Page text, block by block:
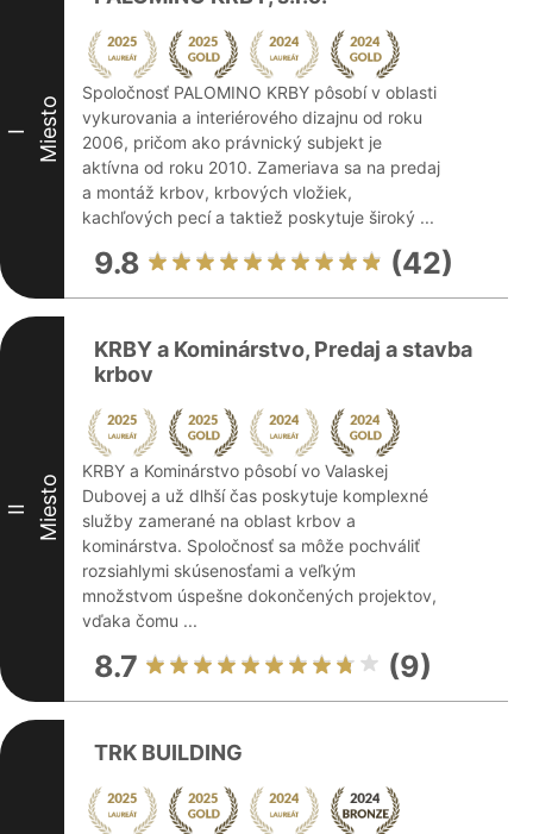
I Miesto
Spoločnosť PALOMINO KRBY pôsobí v oblasti
vykurovania a interiérového dizajnu od roku
2006, pričom ako právnický subjekt je
aktívna od roku 2010. Zameriava sa na predaj
a montáž krbov, krbových vložiek,
kachľových pecí a taktiež poskytuje široký ...
9.8 (42)
II Miesto
KRBY a Kominárstvo, Predaj a stavba
krbov
KRBY a Kominárstvo pôsobí vo Valaskej
Dubovej a už dlhší čas poskytuje komplexné
služby zamerané na oblast krbov a
kominárstva. Spoločnosť sa môže pochváliť
rozsiahlymi skúsenosťami a veľkým
množstvom úspešne dokončených projektov,
vďaka čomu ...
8.7 (9)
TRK BUILDING